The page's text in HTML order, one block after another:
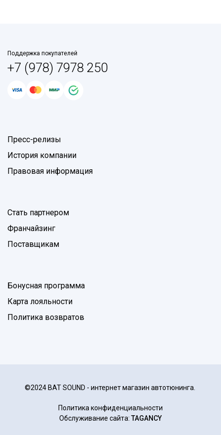
Поддержка покупателей
+7 (978) 7978 250
Пресс-релизы
История компании
Правовая информация
Стать партнером
Франчайзинг
Поставщикам
Бонусная программа
Карта лояльности
Политика возвратов
©2024 BAT SOUND - интернет магазин автотюнинга.
Политика конфиденциальности
Обслуживание сайта: TAGANCY